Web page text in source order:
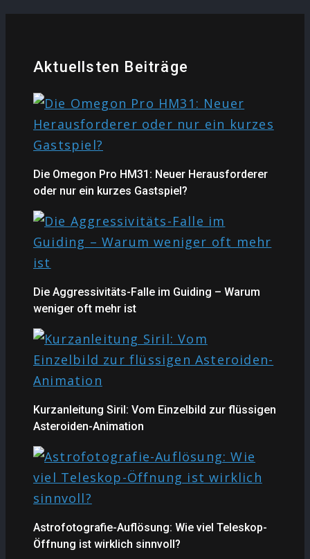
Aktuellsten Beiträge
Die Omegon Pro HM31: Neuer Herausforderer
oder nur ein kurzes Gastspiel?
Die Aggressivitäts-Falle im Guiding – Warum
weniger oft mehr ist
Kurzanleitung Siril: Vom Einzelbild zur flüssigen
Asteroiden-Animation
Astrofotografie-Auflösung: Wie viel Teleskop-
Öffnung ist wirklich sinnvoll?